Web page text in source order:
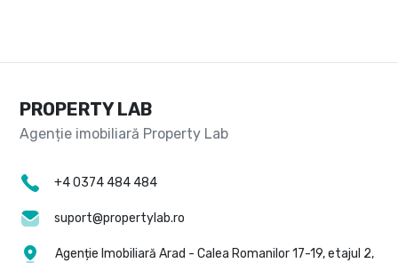
PROPERTY LAB
+4 0374 484 484
suport@propertylab.ro
Agenție Imobiliară Arad - Calea Romanilor 17-19, etajul 2,